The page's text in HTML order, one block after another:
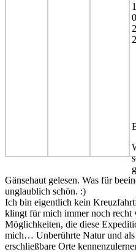
Gänsehaut gelesen. Was für
unglaublich schön. :)
Ich bin eigentlich kein
klingt für mich immer noch recht
Möglichkeiten, die diese
mich… Unberührte Natur und
erschließbare Orte